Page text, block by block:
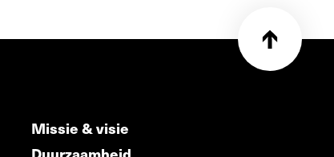
Missie & visie